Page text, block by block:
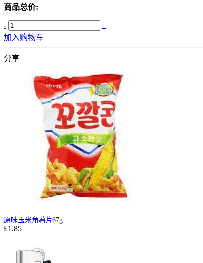
商品总价:
-
+
加入购物车
分享
原味玉米角薯片67g
£1.85